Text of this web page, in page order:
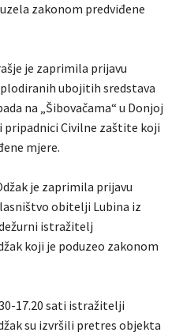
zakonom predviđene
je zaprimila prijavu
ubojitih sredstava
na „Šibovačama“ u Donjoj
pripadnici Civilne zaštite koji
mjere.
je zaprimila prijavu
obitelji Lubina iz
istražitelj
koji je poduzeo zakonom
17.20 sati istražitelji
su izvršili pretres objekta